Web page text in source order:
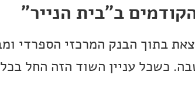
ב״בית הנייר״
בתוך הבנק המרכזי הספרדי
כשכל עניין השוד הזה החל